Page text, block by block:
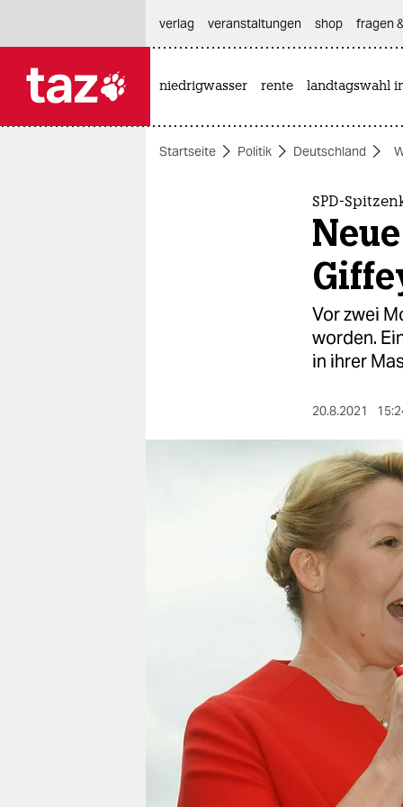
themen
nord
unterstützen
abo
genossenschaft
verlag
veranstaltungen shop fragen
niedrigwasser rente landtagswahl
Startseite Politik Deutschland
SPD-
Vor zwei
worden.
in ihrer
20.8.2021